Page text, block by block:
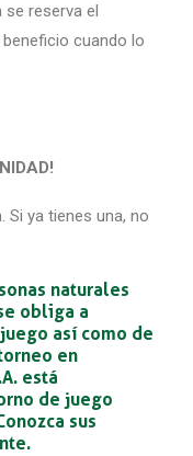
reserva el
cuando lo
ya tienes una, no
naturales
obliga a
así como de
en
está
de juego
sus